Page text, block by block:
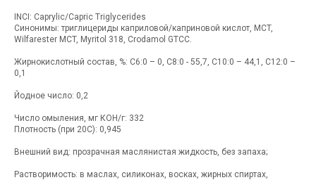
INCI: Caprylic/Capric Triglycerides
Синонимы: триглицериды каприловой/каприновой кислот, MCT,
Wilfarester MCT, Myritol 318, Crodamol GTCC.
Жирнокислотный состав, %: С6:0 – 0, С8:0 - 55,7, С10:0 – 44,1, С12:0 –
0,1
Йодное число: 0,2
Число омыления, мг КОН/г: 332
Плотность (при 20С): 0,945
Внешний вид: прозрачная маслянистая жидкость, без запаха;
Растворимость: в маслах, силиконах, восках, жирных спиртах,